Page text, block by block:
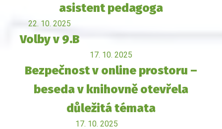
asistent pedagoga
22. 10. 2025
Volby v 9.B
17. 10. 2025
Bezpečnost v online prostoru –
beseda v knihovně otevřela
důležitá témata
17. 10. 2025